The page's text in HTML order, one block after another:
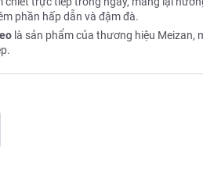
phần hấp dẫn và đậm đà.
là sản phẩm của thương hiệu